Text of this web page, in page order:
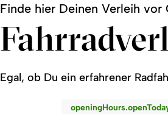
Finde hier Deinen Verleih vor
Egal, ob Du ein erfahrener